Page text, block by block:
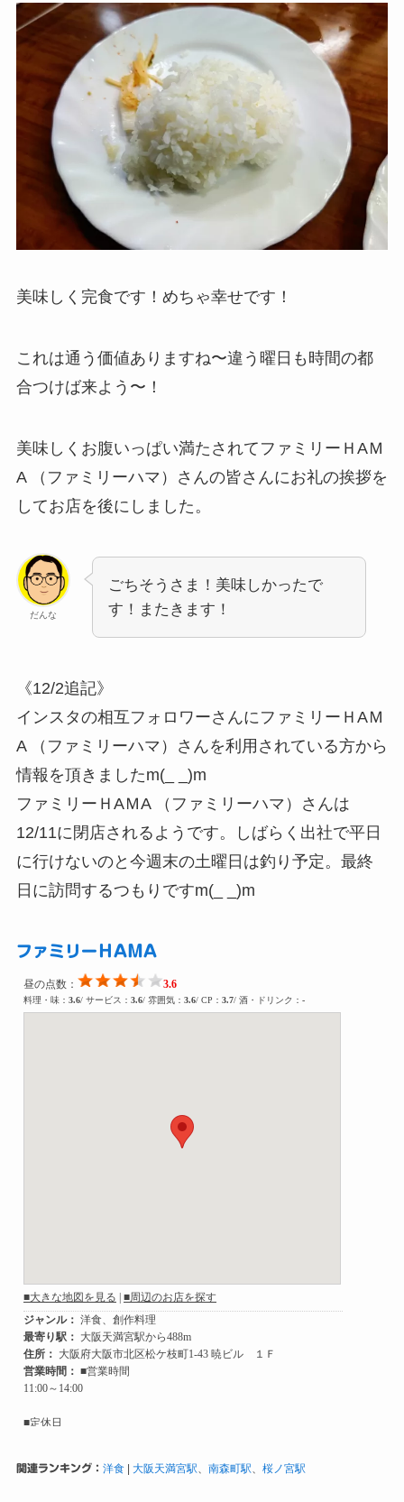
美味しく完食です！めちゃ幸せです！
これは通う価値ありますね〜違う曜日も時間の都
合つけば来よう〜！
美味しくお腹いっぱい満たされてファミリーＨAＭ
A （ファミリーハマ）さんの皆さんにお礼の挨拶を
してお店を後にしました。
だんな
ごちそうさま！美味しかったで
す！またきます！
《12/2追記》
インスタの相互フォロワーさんにファミリーＨAＭ
A （ファミリーハマ）さんを利用されている方から
情報を頂きましたm(_ _)m
ファミリーＨAＭA （ファミリーハマ）さんは
12/11に閉店されるようです。しばらく出社で平日
に行けないのと今週末の土曜日は釣り予定。最終
日に訪問するつもりですm(_ _)m
ファミリーＨAＭA
関連ランキング： 洋食| 大阪天満宮駅、 南森町駅、 桜ノ宮駅